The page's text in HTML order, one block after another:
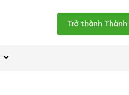
Trở thành Thành